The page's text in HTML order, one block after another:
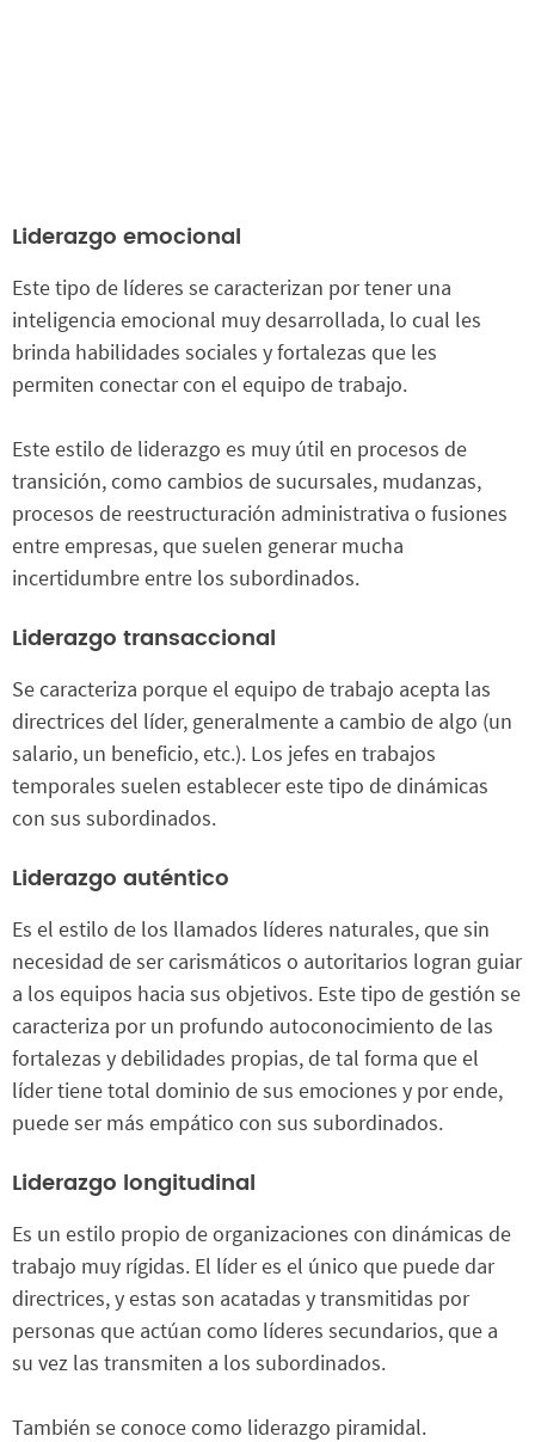
Liderazgo emocional
Este tipo de líderes se caracterizan por tener una
inteligencia emocional muy desarrollada, lo cual les
brinda habilidades sociales y fortalezas que les
permiten conectar con el equipo de trabajo.
Este estilo de liderazgo es muy útil en procesos de
transición, como cambios de sucursales, mudanzas,
procesos de reestructuración administrativa o fusiones
entre empresas, que suelen generar mucha
incertidumbre entre los subordinados.
Liderazgo transaccional
Se caracteriza porque el equipo de trabajo acepta las
directrices del líder, generalmente a cambio de algo (un
salario, un beneficio, etc.). Los jefes en trabajos
temporales suelen establecer este tipo de dinámicas
con sus subordinados.
Liderazgo auténtico
Es el estilo de los llamados líderes naturales, que sin
necesidad de ser carismáticos o autoritarios logran guiar
a los equipos hacia sus objetivos. Este tipo de gestión se
caracteriza por un profundo autoconocimiento de las
fortalezas y debilidades propias, de tal forma que el
líder tiene total dominio de sus emociones y por ende,
puede ser más empático con sus subordinados.
Liderazgo longitudinal
Es un estilo propio de organizaciones con dinámicas de
trabajo muy rígidas. El líder es el único que puede dar
directrices, y estas son acatadas y transmitidas por
personas que actúan como líderes secundarios, que a
su vez las transmiten a los subordinados.
También se conoce como liderazgo piramidal.